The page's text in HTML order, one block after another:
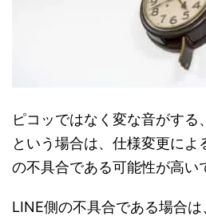
ピコッではなく変な音がする
という場合は、仕様変更によ
の不具合である可能性が高い
LINE側の不具合である場合